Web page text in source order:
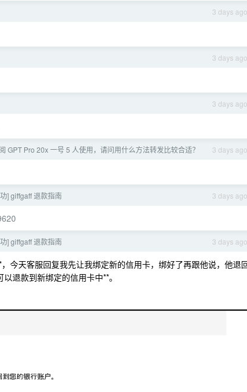
3 days ago
3 days ago
3 days ago
3 days ago
GPT Pro 20x 一号 5 人使用，请问用什么方法转发比较合适？
3 days ago
] giffgaff 退款指南
3 days ago
] giffgaff 退款指南
今天客服回复我先让我绑定新的信用卡，绑好了再跟他说，他退
退款到新绑定的信用卡中**。